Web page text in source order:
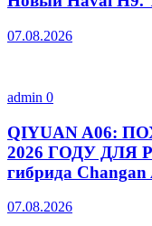
07.08.2026
admin 0
QIYUAN A06:
2026 ГОДУ ДЛЯ
гибрида Changan
07.08.2026